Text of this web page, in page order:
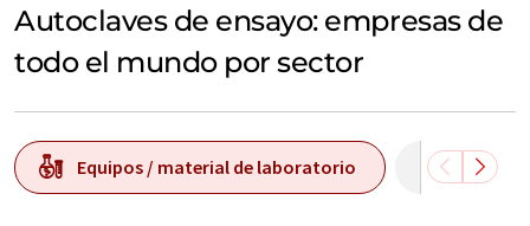
Autoclaves de ensayo: empresas de
todo el mundo por sector
Equipos / material de laboratorio